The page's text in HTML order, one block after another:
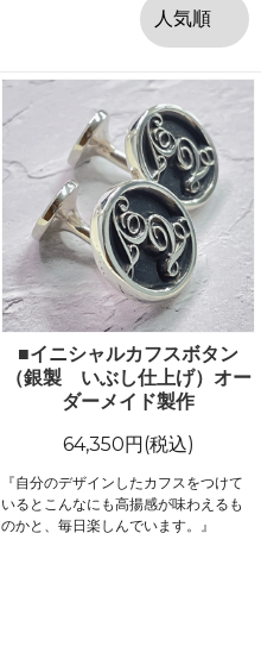
■イニシャルカフスボタン
（銀製 いぶし仕上げ）オー
ダーメイド製作
64,350円(税込)
『自分のデザインしたカフスをつけて
いるとこんなにも高揚感が味わえるも
のかと、毎日楽しんでいます。』